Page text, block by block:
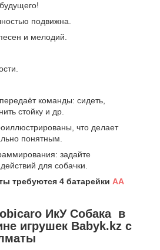
подвижна.
и мелодий.
команды: сидеть,
стойку и др.
что делает
понятным.
задайте
для собачки.
требуются 4 батарейки АА
ИкУ Собака в
игрушек Babyk.kz с